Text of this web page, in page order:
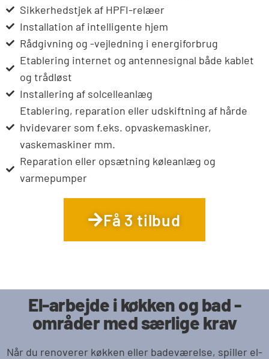
Sikkerhedstjek af HPFI-relæer
Installation af intelligente hjem
Rådgivning og -vejledning i energiforbrug
Etablering internet og antennesignal både kablet
og trådløst
Installering af solcelleanlæg
Etablering, reparation eller udskiftning af hårde
hvidevarer som f.eks. opvaskemaskiner,
vaskemaskiner mm.
Reparation eller opsætning køleanlæg og
varmepumper
Få 3 tilbud
El-arbejde i køkken og bad -
områder med særlige krav
Når du renoverer køkken eller badeværelse, spiller el-